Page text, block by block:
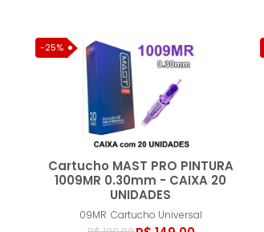
-25%
Cartucho MAST PRO PINTURA
1009MR 0.30mm - CAIXA 20
UNIDADES
09MR Cartucho Universal
Comprar